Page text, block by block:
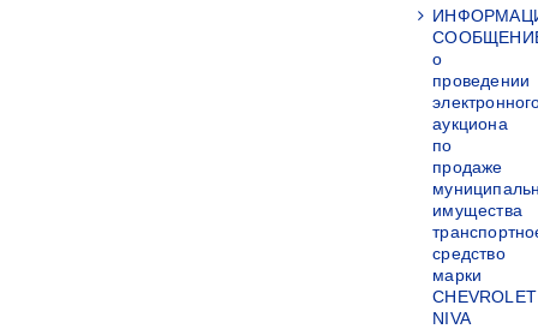
о
проведении
аукциона
по
продаже
имущества
средство
марки
CHEVROLET
NIVA